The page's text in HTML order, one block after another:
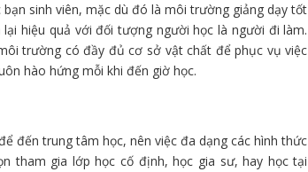
sinh viên, mặc dù đó là môi trường giảng dạy tốt
hiệu quả với đối tượng người học là người đi làm.
trường có đầy đủ cơ sở vật chất để phục vụ việc
hào hứng mỗi khi đến giờ học.
đến trung tâm học, nên việc đa dạng các hình thức
tham gia lớp học cố định, học gia sư, hay học tại